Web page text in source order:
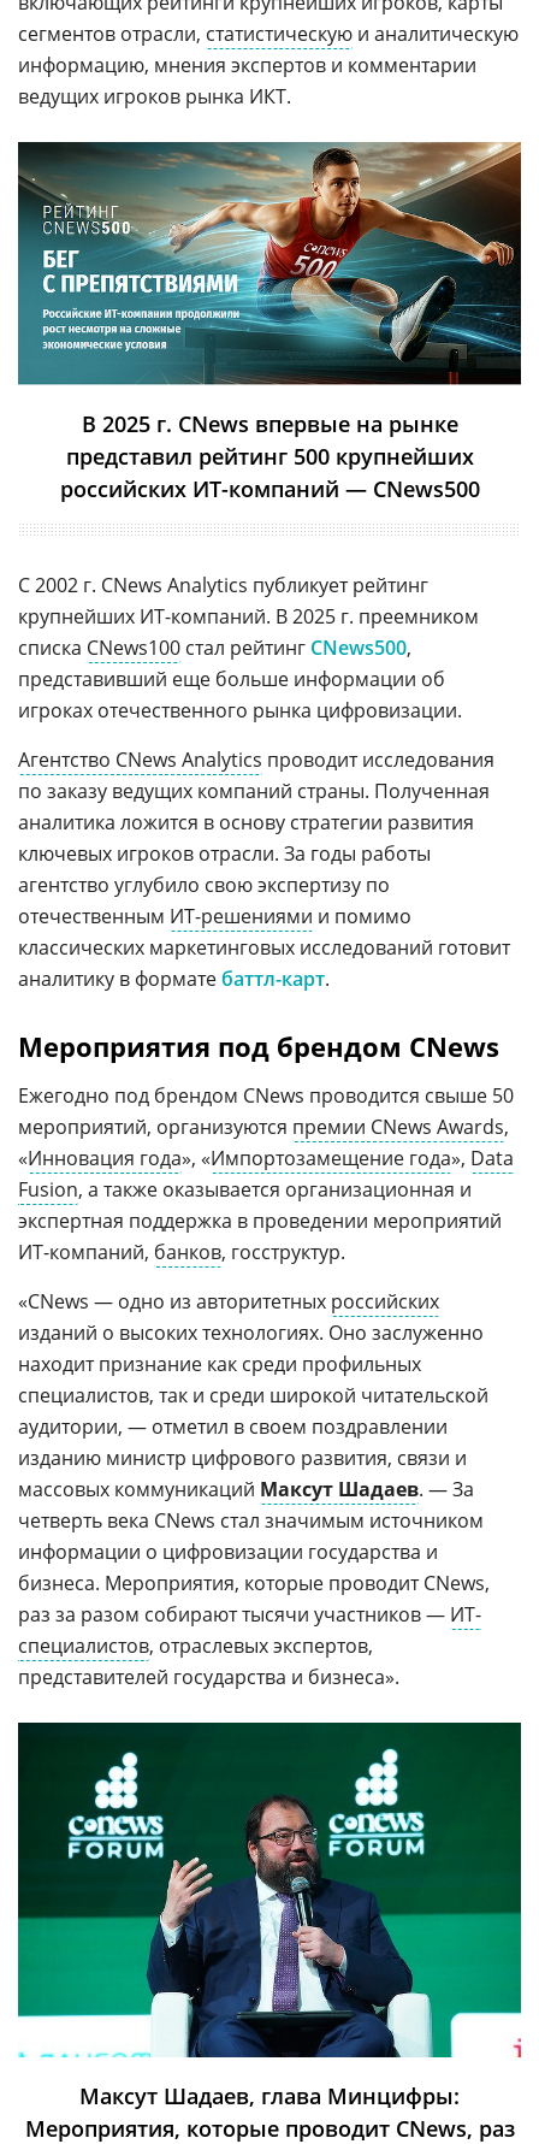
сегментов отрасли, статистическую и аналитическую
информацию, мнения экспертов и комментарии
ведущих игроков рынка ИКТ.
В 2025 г. CNews впервые на рынке
представил рейтинг 500 крупнейших
российских ИТ-компаний — CNews500
С 2002 г. CNews Analytics публикует рейтинг
крупнейших ИТ-компаний. В 2025 г. преемником
списка CNews100 стал рейтинг CNews500,
представивший еще больше информации об
игроках отечественного рынка цифровизации.
Агентство CNews Analytics проводит исследования
по заказу ведущих компаний страны. Полученная
аналитика ложится в основу стратегии развития
ключевых игроков отрасли. За годы работы
агентство углубило свою экспертизу по
отечественным ИТ-решениями и помимо
классических маркетинговых исследований готовит
аналитику в форматебаттл-карт.
Мероприятия под брендом CNews
Ежегодно под брендом CNews проводится свыше 50
мероприятий, организуются премии CNews Awards,
«Инновация года», «Импортозамещение года», Data
Fusion, а также оказывается организационная и
экспертная поддержка в проведении мероприятий
ИТ-компаний, банков, госструктур.
«CNews — одно из авторитетных российских
изданий о высоких технологиях. Оно заслуженно
находит признание как среди профильных
специалистов, так и среди широкой читательской
аудитории, — отметил в своем поздравлении
изданию министр цифрового развития, связи и
массовых коммуникаций Максут Шадаев. — За
четверть века CNews стал значимым источником
информации о цифровизации государства и
бизнеса. Мероприятия, которые проводит CNews,
раз за разом собирают тысячи участников — ИТ-
специалистов, отраслевых экспертов,
представителей государства и бизнеса».
Максут Шадаев, глава Минцифры:
Мероприятия, которые проводит CNews, раз